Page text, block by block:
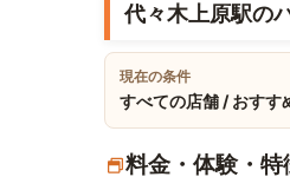
代々木上原駅の
現在の条件
すべての店舗 / おすす
料金・体験・特